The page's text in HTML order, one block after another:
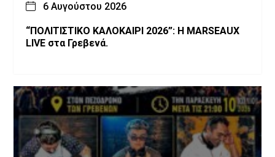
6 Αυγούστου 2026
“ΠΟΛΙΤΙΣΤΙΚΟ ΚΑΛΟΚΑΙΡΙ 2026”: Η MARSEAUX
LIVE στα Γρεβενά.